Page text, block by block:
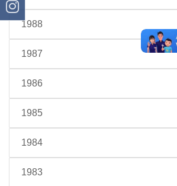
1988
1987
1986
1985
1984
1983